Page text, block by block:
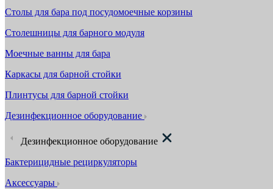
Столы для бара под посудомоечные корзины
Столешницы для барного модуля
Моечные ванны для бара
Каркасы для барной стойки
Плинтусы для барной стойки
Дезинфекционное оборудование
Дезинфекционное оборудование
Бактерицидные рециркуляторы
Аксессуары